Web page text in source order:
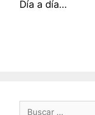
Día a día…
Buscar: